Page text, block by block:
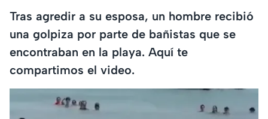
Tras agredir a su esposa, un hombre recibió
una golpiza por parte de bañistas que se
encontraban en la playa. Aquí te
compartimos el video.